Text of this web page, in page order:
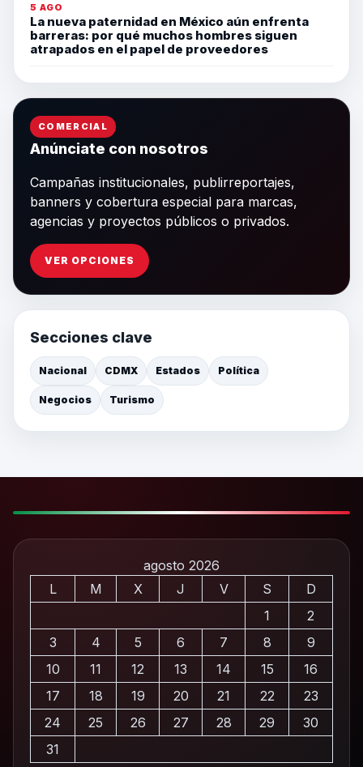
5 AGO
La nueva paternidad en México aún enfrenta
barreras: por qué muchos hombres siguen
atrapados en el papel de proveedores
COMERCIAL
Anúnciate con nosotros
Campañas institucionales, publirreportajes,
banners y cobertura especial para marcas,
agencias y proyectos públicos o privados.
VER OPCIONES
Secciones clave
Nacional CDMX Estados Política
Negocios Turismo
agosto 2026
L
M X J V S
D
1
2
3
4 5 6 7 8
9
10
11 12 13 14 15
16
17
18 19 20 21 22
23
24
25 26 27 28 29
30
31